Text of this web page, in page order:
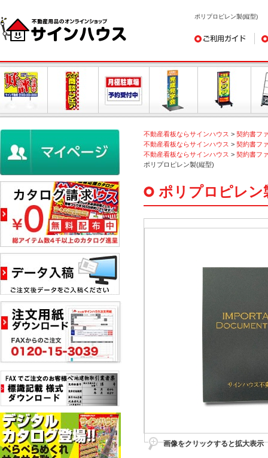
ポリプロピレン製(縦型)
ご利用ガイド デ
不動産看板ならサインハウス > 契約書フ
不動産看板ならサインハウス > 契約書フ
不動産看板ならサインハウス > 契約書フ
ポリプロピレン製(縦型)
ポリプロピレン
画像をクリックすると拡大表示